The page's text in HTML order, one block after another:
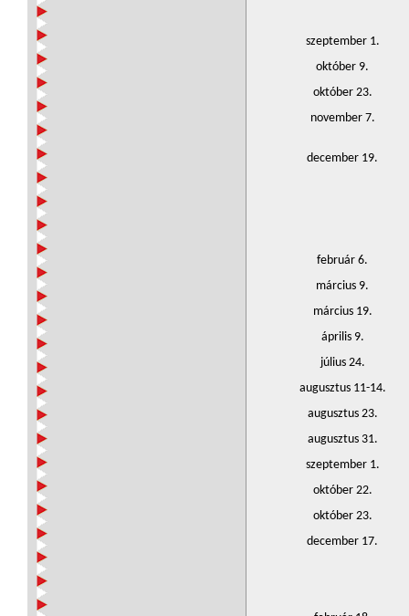
szeptember 1.
október 9.
október 23.
november 7.
december 19.
február 6.
március 9.
március 19.
április 9.
július 24.
augusztus 11-14.
augusztus 23.
augusztus 31.
szeptember 1.
október 22.
október 23.
december 17.